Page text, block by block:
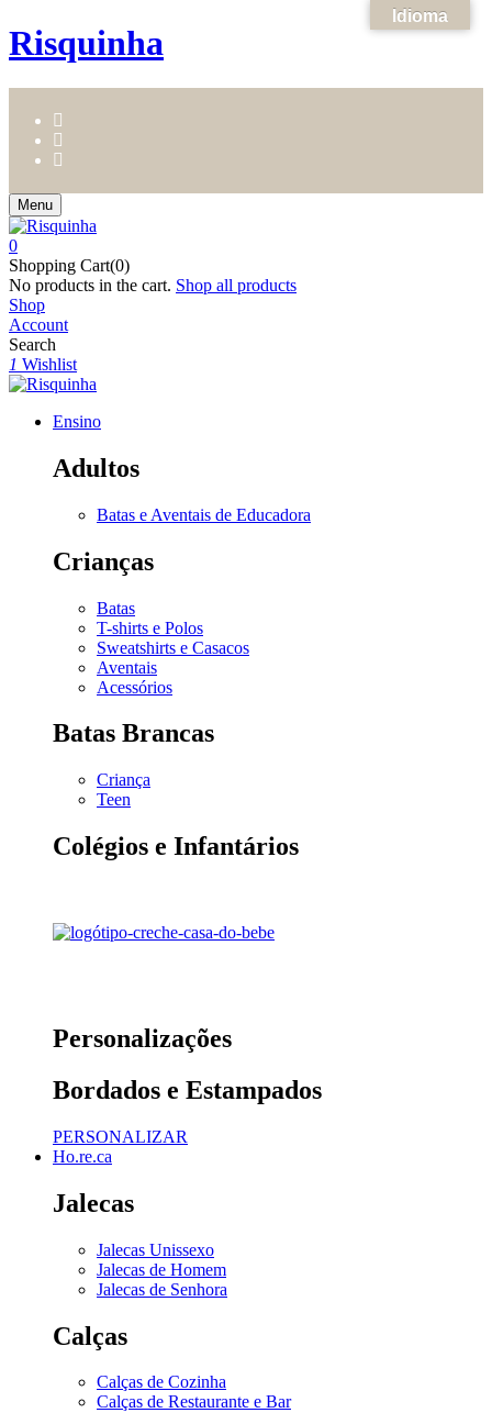
Risquinha
Menu
0
Shopping Cart(0)
No products in the cart. Shop all products
Shop
Account
Search
1 Wishlist
Ensino
Adultos
Batas e Aventais de Educadora
Crianças
Batas
T-shirts e Polos
Sweatshirts e Casacos
Aventais
Acessórios
Batas Brancas
Criança
Teen
Colégios e Infantários
Personalizações
Bordados e Estampados
PERSONALIZAR
Ho.re.ca
Jalecas
Jalecas Unissexo
Jalecas de Homem
Jalecas de Senhora
Calças
Calças de Cozinha
Calças de Restaurante e Bar
Idioma